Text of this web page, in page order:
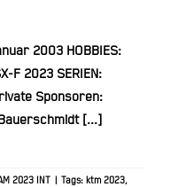
2003 HOBBIES:
F 2023 SERIEN:
Sponsoren:
[...]
2023 INT Tags: ktm 2023,